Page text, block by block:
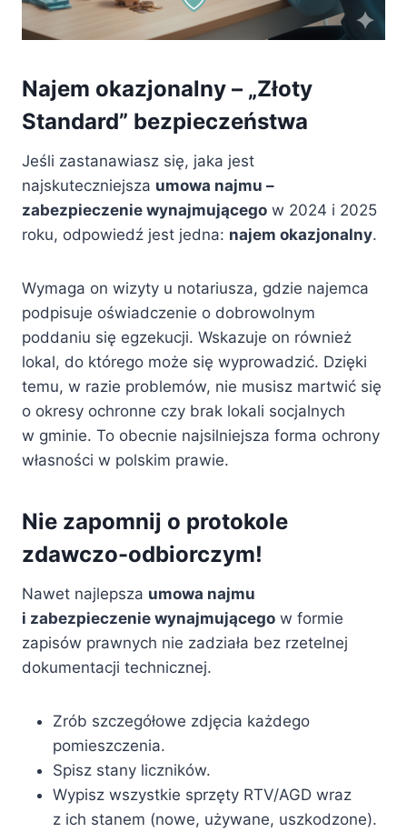
Najem okazjonalny – „Złoty
Standard” bezpieczeństwa
Jeśli zastanawiasz się, jaka jest
najskuteczniejsza umowa najmu –
zabezpieczenie wynajmującego w 2024 i 2025
roku, odpowiedź jest jedna: najem okazjonalny.
Wymaga on wizyty u notariusza, gdzie najemca
podpisuje oświadczenie o dobrowolnym
poddaniu się egzekucji. Wskazuje on również
lokal, do którego może się wyprowadzić. Dzięki
temu, w razie problemów, nie musisz martwić się
o okresy ochronne czy brak lokali socjalnych
w gminie. To obecnie najsilniejsza forma ochrony
własności w polskim prawie.
Nie zapomnij o protokole
zdawczo-odbiorczym!
Nawet najlepsza umowa najmu
i zabezpieczenie wynajmującego w formie
zapisów prawnych nie zadziała bez rzetelnej
dokumentacji technicznej.
Zrób szczegółowe zdjęcia każdego
pomieszczenia.
Spisz stany liczników.
Wypisz wszystkie sprzęty RTV/AGD wraz
z ich stanem (nowe, używane, uszkodzone).